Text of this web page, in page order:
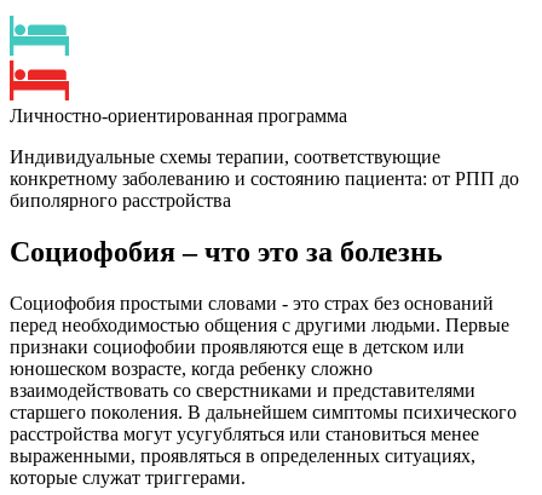
Личностно-ориентированная программа
Индивидуальные схемы терапии, соответствующие
конкретному заболеванию и состоянию пациента: от РПП до
биполярного расстройства
Социофобия – что это за болезнь
Социофобия простыми словами - это страх без оснований
перед необходимостью общения с другими людьми. Первые
признаки социофобии проявляются еще в детском или
юношеском возрасте, когда ребенку сложно
взаимодействовать со сверстниками и представителями
старшего поколения. В дальнейшем симптомы психического
расстройства могут усугубляться или становиться менее
выраженными, проявляться в определенных ситуациях,
которые служат триггерами.